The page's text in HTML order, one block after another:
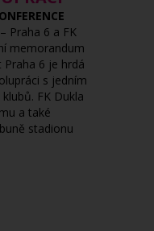
Praha 6 a FK
memorandum
6 je hrdá
s jedním
FK Dukla
a také
stadionu